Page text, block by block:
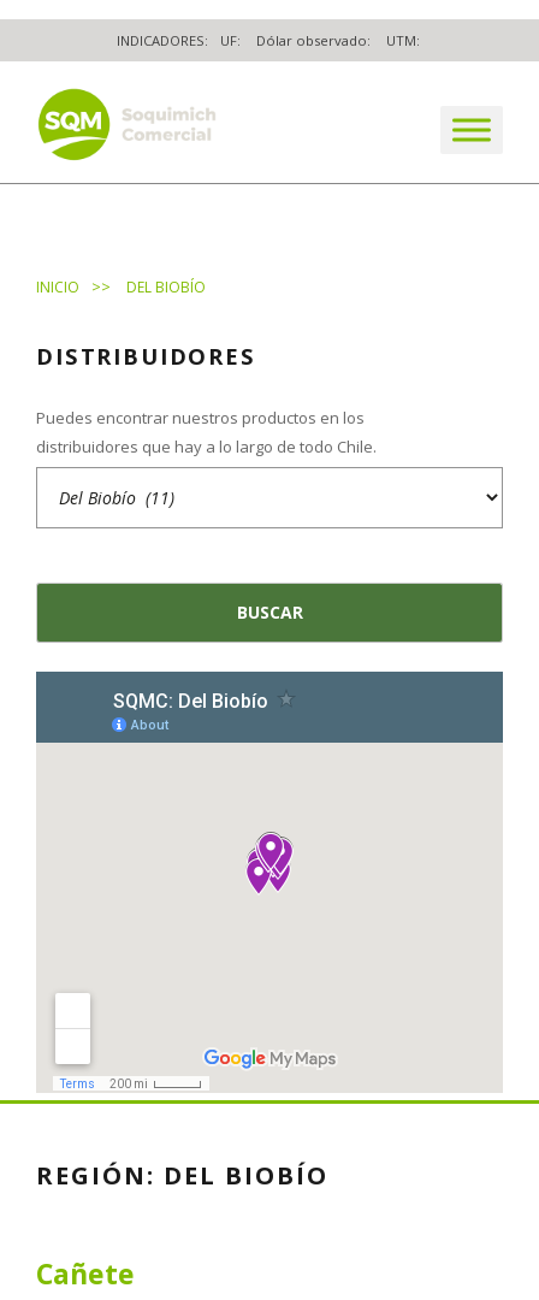
to
content
INDICADORES: UF: Dólar observado: UTM:
The worldwide business formula
INICIO >> DEL BIOBÍO
DISTRIBUIDORES
Puedes encontrar nuestros productos en los
distribuidores que hay a lo largo de todo Chile.
REGIÓN: DEL BIOBÍO
Cañete